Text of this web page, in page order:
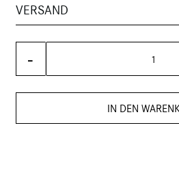
VERSAND
-
IN DEN